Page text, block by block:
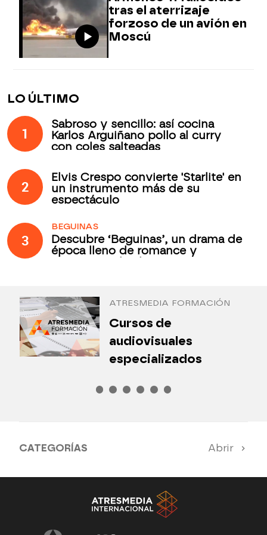
tras el aterrizaje
forzoso de un avión en
Moscú
LO ÚLTIMO
1
Sabroso y sencillo: así cocina
Karlos Arguiñano pollo al curry
con coles salteadas
2
Elvis Crespo convierte 'Starlite' en
un instrumento más de su
espectáculo
3
BEGUINAS
Descubre ‘Beguinas’, un drama de
época lleno de romance y
ATRESMEDIA FORMACIÓN
Cursos de
audiovisuales
especializados
CATEGORÍAS Abrir
Antena 3 Noticias El Hormiguero
Tu cara me suena Pasapalabra